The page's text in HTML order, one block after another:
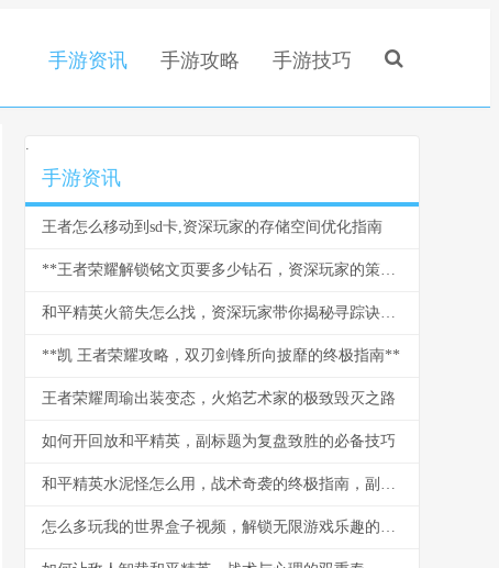
手游资讯 手游攻略 手游技巧
.
手游资讯
王者怎么移动到sd卡,资深玩家的存储空间优化指南
**王者荣耀解锁铭文页要多少钻石，资深玩家的策略与情怀**
和平精英火箭失怎么找，资深玩家带你揭秘寻踪诀窍副标题
**凯 王者荣耀攻略，双刃剑锋所向披靡的终极指南**
王者荣耀周瑜出装变态，火焰艺术家的极致毁灭之路
如何开回放和平精英，副标题为复盘致胜的必备技巧
和平精英水泥怪怎么用，战术奇袭的终极指南，副标题，水泥丛林中的隐形杀手
怎么多玩我的世界盒子视频，解锁无限游戏乐趣的钥匙